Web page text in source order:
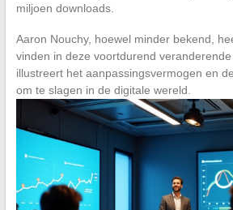
miljoen downloads.
Aaron Nouchy, hoewel minder bekend,
vinden in deze voortdurend
illustreert het aanpassingsvermogen en
om te slagen in de digitale wereld.